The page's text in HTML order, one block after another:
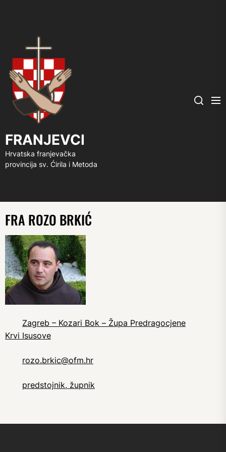
FRANJEVCI
Hrvatska franjevačka
provincija sv. Ćirila i Metoda
Search
FRA ROZO BRKIĆ
Zagreb – Kozari Bok – Župa Predragocjene
Krvi Isusove
rozo.brkic@ofm.hr
predstojnik, župnik